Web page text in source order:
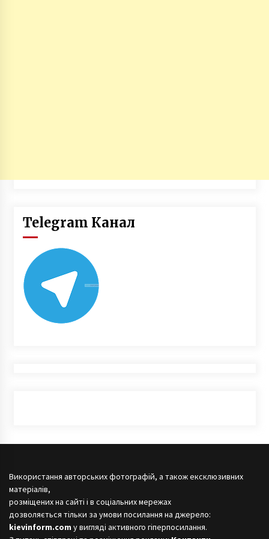
Telegram Канал
Використання авторських фотографій, а також ексклюзивних
матеріалів,
розміщених на сайті і в соціальних мережах
дозволяється тільки за умови посилання на джерело:
kievinform.com у вигляді активного гіперпосилання.